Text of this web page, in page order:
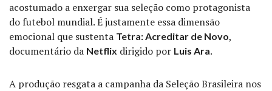
acostumado a enxergar sua seleção como protagonista
do futebol mundial. É justamente essa dimensão
emocional que sustenta Tetra: Acreditar de Novo,
documentário da Netflix dirigido por Luis Ara.
A produção resgata a campanha da Seleção Brasileira nos